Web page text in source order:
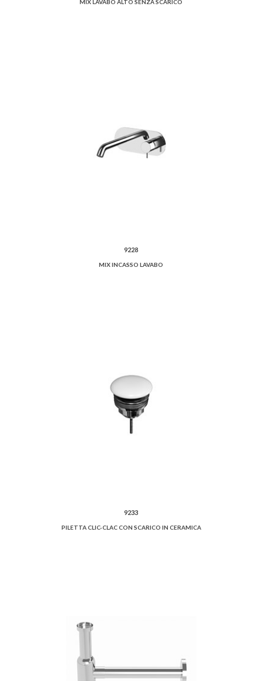
MIX LAVABO ALTO SENZA SCARICO
9228
MIX INCASSO LAVABO
9233
PILETTA CLIC-CLAC CON SCARICO IN CERAMICA